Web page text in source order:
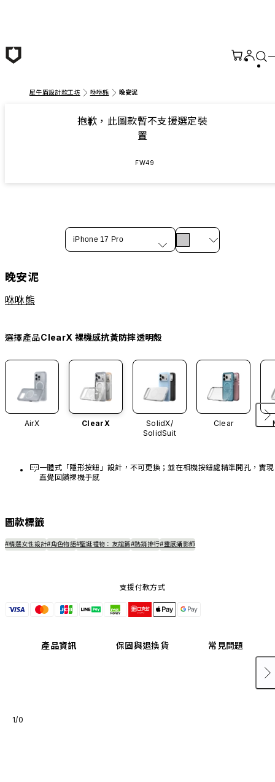
犀牛盾設計款工坊 咻咻熊 晚安泥
抱歉，此圖款暫不支援選定裝
置
FW49
iPhone 17 Pro
晚安泥
咻咻熊
選擇產品ClearX 裸機感抗黃防摔透明殼
AirX ClearX
SolidX/
SolidSuit
Clear
一體式「隱形按鈕」設計，不可更換；並在相機按鈕處精準開孔，實現
直覺回饋裸機手感
圖款標籤
#精選女性設計#角色物語#聖誕禮物：友誼篇#熱銷排行#靈感攝影師
支援付款方式
產品資訊 保固與退換貨 常見問題
1/0